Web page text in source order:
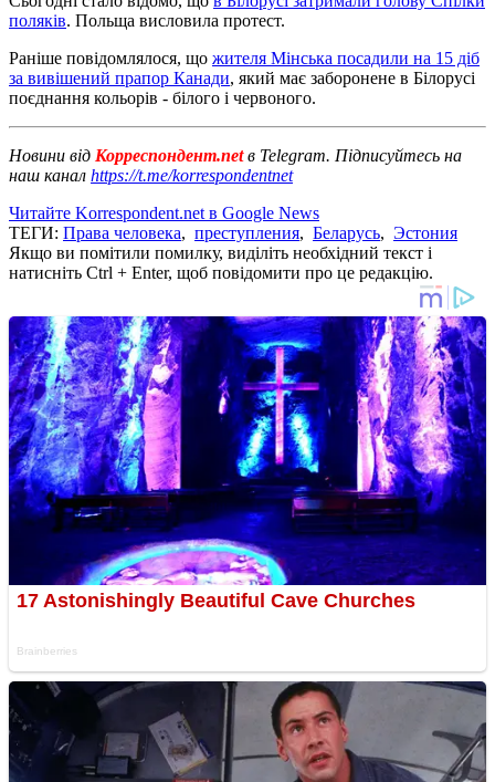
поляків. Польща висловила протест.
Раніше повідомлялося, що жителя Мінська посадили на 15 діб
за вивішений прапор Канади, який має заборонене в Білорусі
поєднання кольорів - білого і червоного.
Новини від Корреспондент.netв Telegram. Підписуйтесь на
наш канал https://t.me/korrespondentnet
Читайте Korrespondent.net в Google News
ТЕГИ: Права человека, преступления, Беларусь, Эстония
Якщо ви помітили помилку, виділіть необхідний текст і
натисніть Ctrl + Enter, щоб повідомити про це редакцію.